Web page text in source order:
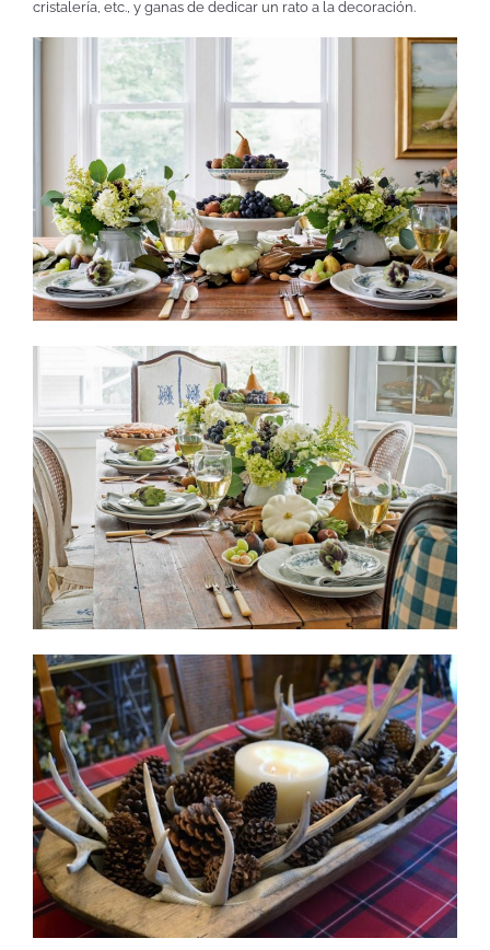
cristalería, etc., y ganas de dedicar un rato a la decoración.